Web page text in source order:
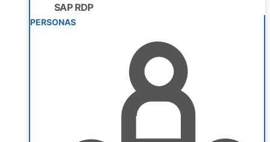
SAP RDP
PERSONAS